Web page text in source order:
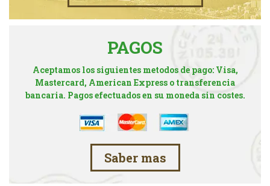
PAGOS
Aceptamos los siguientes metodos de pago: Visa,
Mastercard, American Express o transferencia
bancaria. Pagos efectuados en su moneda sin costes.
Saber mas